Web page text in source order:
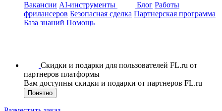
Вакансии AI-инструменты Блог Работы
фрилансеров Безопасная сделка Партнерская программа
База знаний Помощь
Скидки и подарки для пользователей FL.ru от
партнеров платформы
Вам доступны скидки и подарки от партнеров FL.ru
Понятно